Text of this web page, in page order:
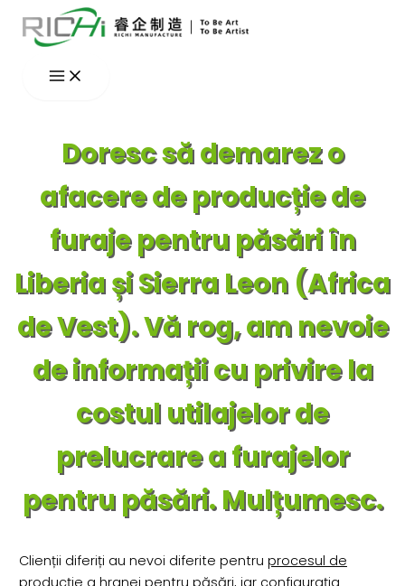
Skip
Doresc să demarez o
afacere de producție de
furaje pentru păsări în
Liberia și Sierra Leon (Africa
de Vest). Vă rog, am nevoie
de informații cu privire la
costul utilajelor de
prelucrare a furajelor
pentru păsări. Mulțumesc.
Clienții diferiți au nevoi diferite pentru procesul de